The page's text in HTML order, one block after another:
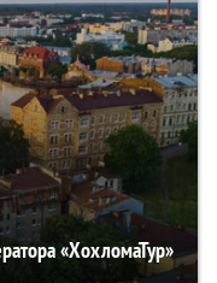
«ХохломаТур»